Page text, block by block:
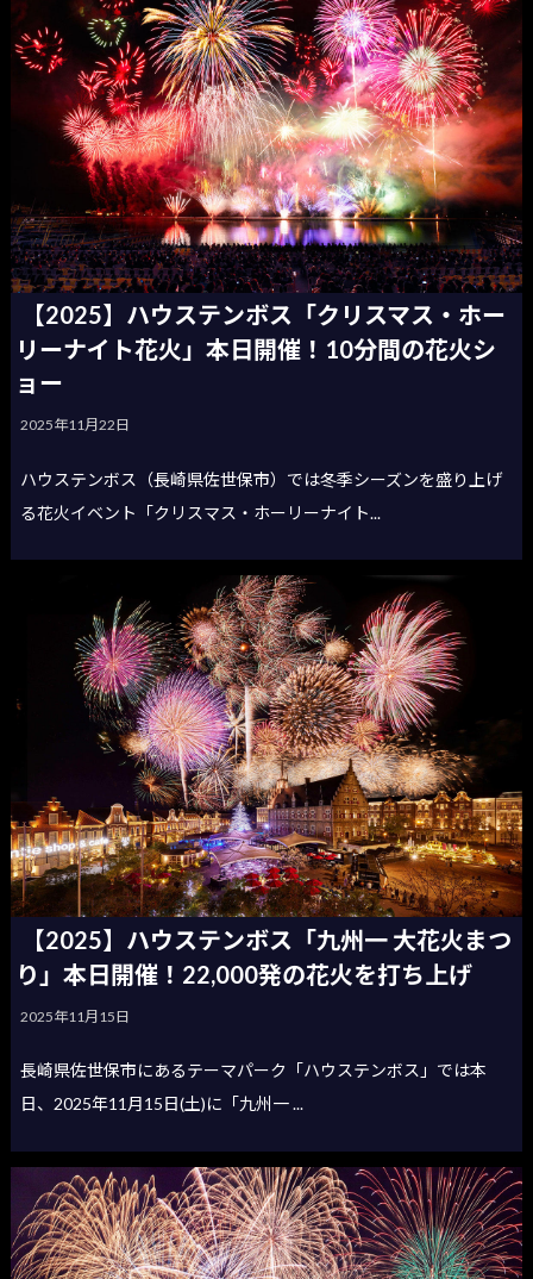
【2025】ハウステンボス「クリスマス・ホー
リーナイト花火」本日開催！10分間の花火シ
ョー
2025年11月22日
ハウステンボス（長崎県佐世保市）では冬季シーズンを盛り上げ
る花火イベント「クリスマス・ホーリーナイト...
【2025】ハウステンボス「九州一 大花火まつ
り」本日開催！22,000発の花火を打ち上げ
2025年11月15日
長崎県佐世保市にあるテーマパーク「ハウステンボス」では本
日、2025年11月15日(土)に「九州一 ...